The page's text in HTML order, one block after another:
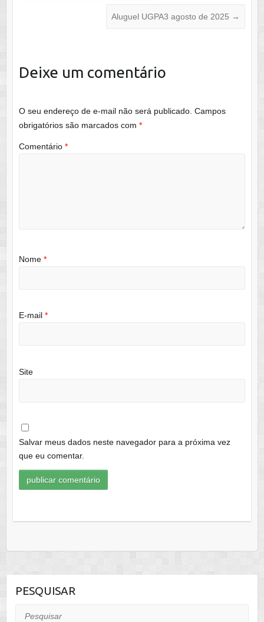
Aluguel UGPA3 agosto de 2025 →
Deixe um comentário
O seu endereço de e-mail não será publicado. Campos
obrigatórios são marcados com *
Comentário *
Nome *
E-mail *
Site
Salvar meus dados neste navegador para a próxima vez
que eu comentar.
PESQUISAR
Pesquisar